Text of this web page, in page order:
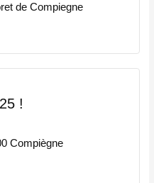
de Compiegne
!
Compiègne